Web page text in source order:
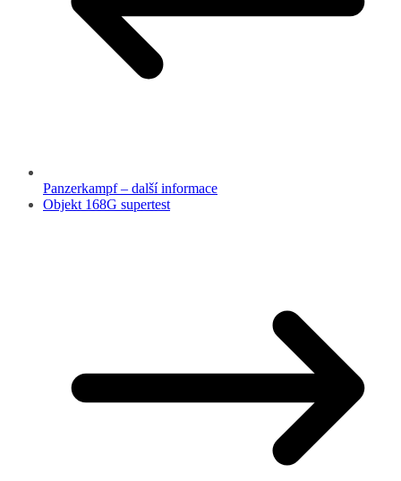
Panzerkampf – další informace
Objekt 168G supertest